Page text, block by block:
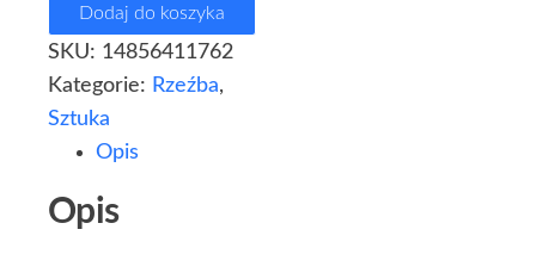
Dodaj do koszyka
SKU: 14856411762
Kategorie: Rzeźba,
Sztuka
Opis
Opis